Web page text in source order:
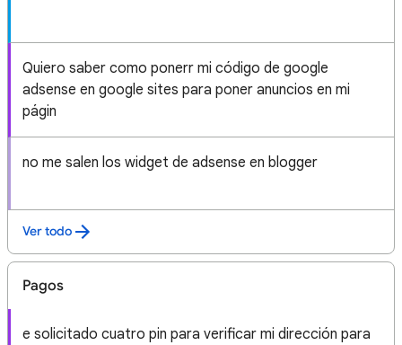
Quiero saber como ponerr mi código de google
adsense en google sites para poner anuncios en mi
págin
no me salen los widget de adsense en blogger
Ver todo
Pagos
e solicitado cuatro pin para verificar mi dirección para